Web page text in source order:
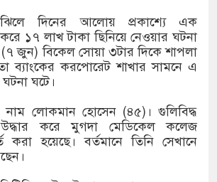
সাংবাদিক ময়ূখ রঞ্জন
এসআইয়ের বিরুদ্ধে
পথচলার কেন্দ্র হবে: ড.
দিনের আলোয় প্রকাশ্যে এক
১৭ লাখ টাকা ছিনিয়ে নেওয়ার ঘটনা
(৭ জুন) বিকেল সোয়া ৩টার দিকে শাপলা
ব্যাংকের করপোরেট শাখার সামনে এ
ঘটনা ঘটে।
লোকমান হোসেন (৪৫)। গুলিবিদ্ধ
করে মুগদা মেডিকেল কলেজ
করা হয়েছে। বর্তমানে তিনি সেখানে